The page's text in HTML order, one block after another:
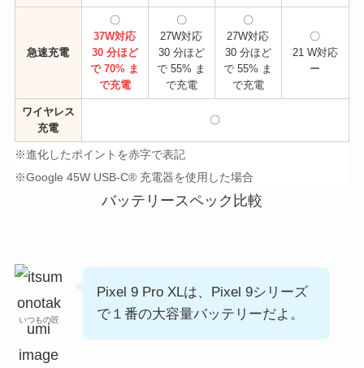
急速充電
〇
37W対応
30 分ほど
で 70% ま
で充電
〇
27W対応
30 分ほど
で 55% ま
で充電
〇
27W対応
30 分ほど
で 55% ま
で充電
〇
21 W対応
ー
ワイヤレス
充電
〇
※進化したポイントを赤字で表記
※Google 45W USB-C® 充電器を使用した場合
バッテリースペック比較
いつもの匠
Pixel 9 Pro XLは、Pixel 9シリーズ
で１番の大容量バッテリーだよ。